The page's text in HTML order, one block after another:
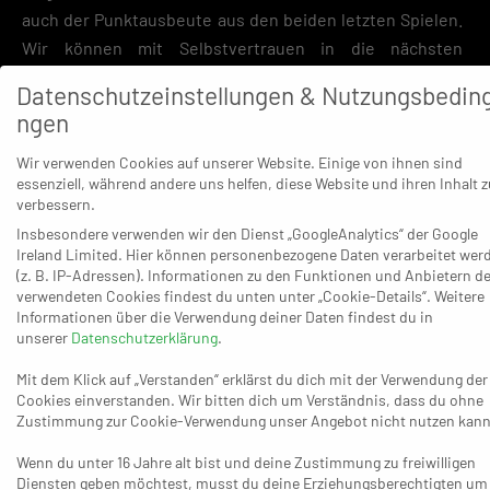
auch der Punktausbeute aus den beiden letzten Spielen.
Wir können mit Selbstvertrauen in die nächsten
TV Rheinbach:
Kazimierski (1), Künkler (4), Genn (1), J. Kazimierski (2), Stötzel
(1).
SG Langenfeld:Bang, Wolters – Poetzsch, Guggenmos (3/2),
Preissegger (2), Rahmann (1), Schulz (1), Winter (5), Richartz (1),
Becker (1), Gohly (2), Baup (3), Raschke, Nelte (2).
HC Weiden – OSC Rheinhausen 23:23 (12:10).Olaf Mast,
Sportlicher Leiter der Rheinhausener, und sein Trainer Thomas
den höchsten Tönen. „Das war eine unfassbare Leistung unter
Datenschutzeinstellungen &
ngen
Wir verwenden Cookies auf unserer Website. Einige von ihnen sind
essenziell, während andere uns helfen, diese Website und ihren Inhalt
verbessern.
Insbesondere verwenden wir den Dienst „GoogleAnalytics“ der Google
Ireland Limited. Hier können personenbezogene Daten verarbeitet
(z. B. IP-Adressen). Informationen zu den Funktionen und Anbietern
verwendeten Cookies findest du unten unter „Cookie-Details“. Weitere
Informationen über die Verwendung deiner Daten findest du in
unserer Datenschutzerklärung.
Mit dem Klick auf „Verstanden“ erklärst du dich mit der Verwendung der
Cookies einverstanden. Wir bitten dich um Verständnis, dass du ohne
Zustimmung zur Cookie-Verwendung unser Angebot nicht nutzen
Wenn du unter 16 Jahre alt bist und deine Zustimmung zu freiwilligen
Diensten geben möchtest, musst du deine Erziehungsberechtigten um